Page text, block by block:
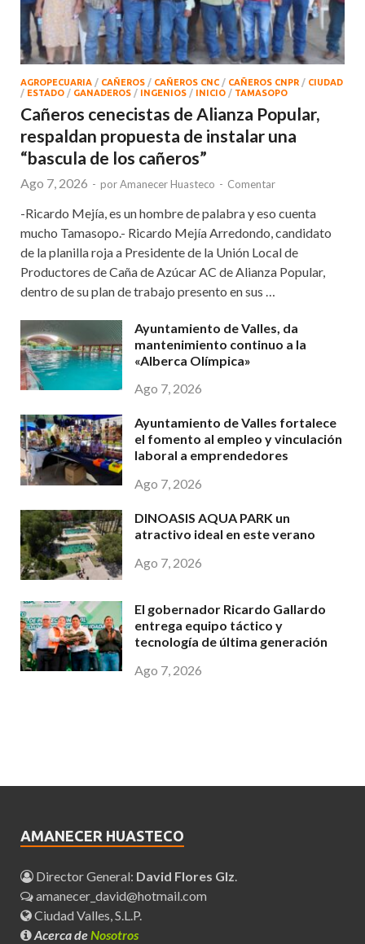
AGROPECUARIA / CAÑEROS / CAÑEROS CNC / CAÑEROS CNPR / CIUDAD
/ ESTADO / GANADEROS / INGENIOS / INICIO / TAMASOPO
Cañeros cenecistas de Alianza Popular,
respaldan propuesta de instalar una
“bascula de los cañeros”
Ago 7, 2026 - porAmanecer Huasteco - Comentar
-Ricardo Mejía, es un hombre de palabra y eso cuenta
mucho Tamasopo.- Ricardo Mejía Arredondo, candidato
de la planilla roja a Presidente de la Unión Local de
Productores de Caña de Azúcar AC de Alianza Popular,
dentro de su plan de trabajo presento en sus …
Ayuntamiento de Valles, da
mantenimiento continuo a la
«Alberca Olímpica»
Ago 7, 2026
Ayuntamiento de Valles fortalece
el fomento al empleo y vinculación
laboral a emprendedores
Ago 7, 2026
DINOASIS AQUA PARK un
atractivo ideal en este verano
Ago 7, 2026
El gobernador Ricardo Gallardo
entrega equipo táctico y
tecnología de última generación
Ago 7, 2026
AMANECER HUASTECO
Director General: David Flores Glz.
amanecer_david@hotmail.com
Ciudad Valles, S.L.P.
Acerca deNosotros